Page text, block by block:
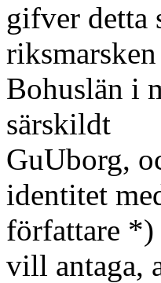
gifver detta
Bohuslän i
särskildt
GuUborg,
identitet
författare *)
vill antaga,